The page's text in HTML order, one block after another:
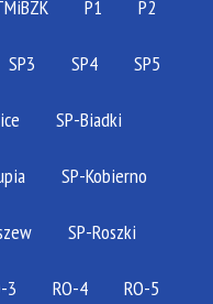
P1 P2
SP3 SP4 SP5
SP-Biadki
SP-Kobierno
SP-Roszki
3 RO-4 RO-5